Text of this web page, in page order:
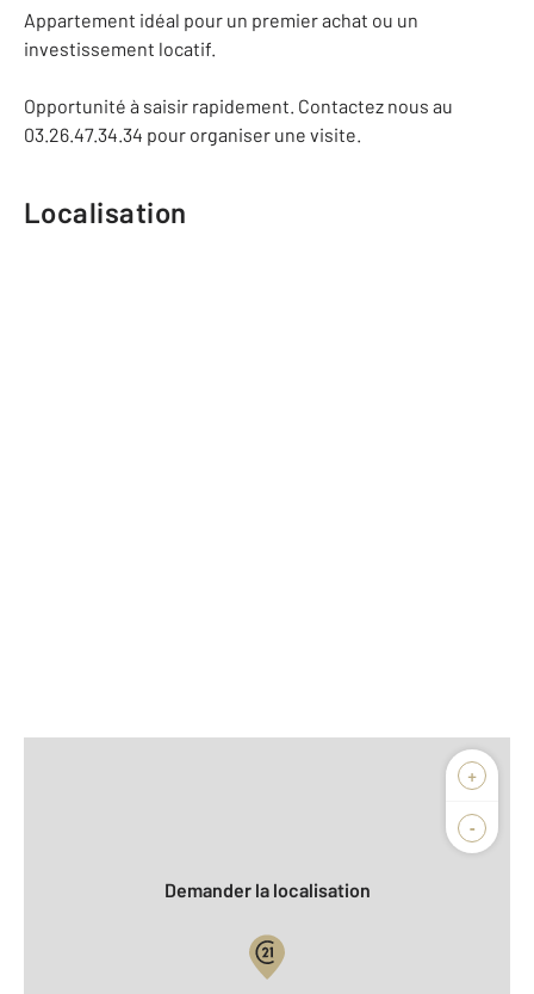
Appartement idéal pour un premier achat ou un
investissement locatif.
Opportunité à saisir rapidement. Contactez nous au
03.26.47.34.34 pour organiser une visite.
Localisation
+
-
Biens vendus
Demander la localisation